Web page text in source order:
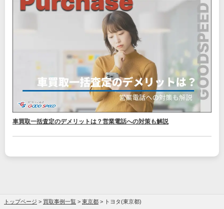
車買取一括査定のデメリットは？営業電話への対策も解説
トップページ > 買取事例一覧 > 東京都 > トヨタ(東京都)